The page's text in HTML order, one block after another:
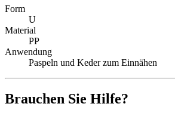
Form
U
Material
PP
Anwendung
Paspeln und Keder zum Einnähen
Brauchen Sie Hilfe?